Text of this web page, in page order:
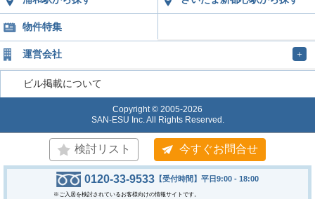
検討リスト 今すぐお問合せ
0120-33-9533 【受付時間】平日9:00 - 18:00
※ご入居を検討されているお客様向けの情報サイトです。
物件特集
運営会社 ＋
ビル掲載について
Copyright © 2005-2026
SAN-ESU Inc. All Rights Reserved.